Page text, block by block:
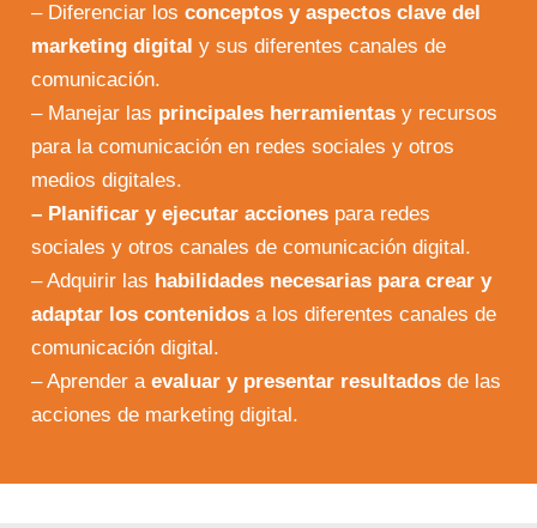
– Diferenciar losconceptos y aspectos clave del
marketing digital y sus diferentes canales de
comunicación.
– Manejar las principales herramientas y recursos
para la comunicación en redes sociales y otros
medios digitales.
– Planificar y ejecutar acciones para redes
sociales y otros canales de comunicación digital.
– Adquirir las habilidades necesarias para crear y
adaptar los contenidos a los diferentes canales de
comunicación digital.
– Aprender aevaluar y presentar resultados de las
acciones de marketing digital.